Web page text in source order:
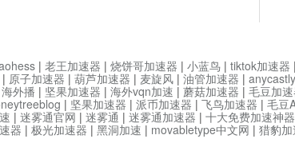
| 老王加速器 | 烧饼哥加速器 | 小蓝鸟 | tiktok加速器 |
| 原子加速器 | 葫芦加速器 | 麦旋风 | 油管加速器 | anycastly
海外播 | 坚果加速器 | 海外vqn加速 | 蘑菇加速器 | 毛豆加
| 坚果加速器 | 派币加速器 | 飞鸟加速器 | 毛豆
| 迷雾通官网 | 迷雾通 | 迷雾通加速器 | 十大免费加速神器
器 | 极光加速器 | 黑洞加速 | movabletype中文网 | 猎豹